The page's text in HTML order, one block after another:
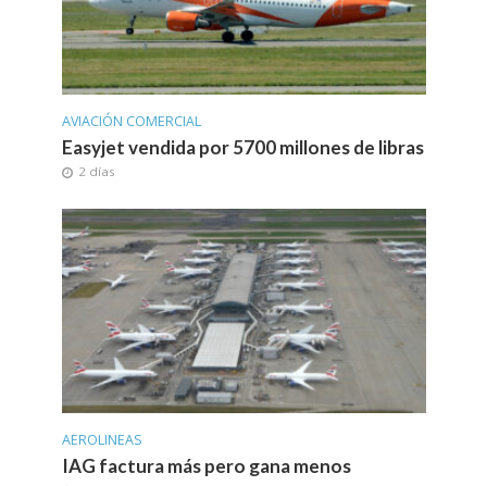
AVIACIÓN COMERCIAL
Easyjet vendida por 5700 millones de libras
2 días
AEROLINEAS
IAG factura más pero gana menos